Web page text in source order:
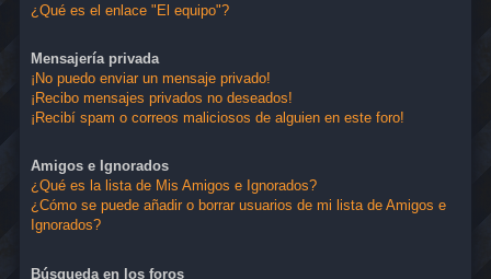
¿Qué es el enlace "El equipo"?
Mensajería privada
¡No puedo enviar un mensaje privado!
¡Recibo mensajes privados no deseados!
¡Recibí spam o correos maliciosos de alguien en este foro!
Amigos e Ignorados
¿Qué es la lista de Mis Amigos e Ignorados?
¿Cómo se puede añadir o borrar usuarios de mi lista de Amigos e
Ignorados?
Búsqueda en los foros